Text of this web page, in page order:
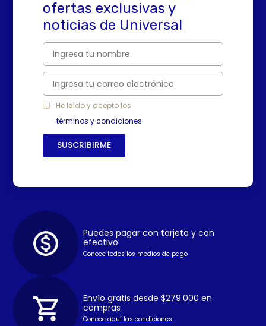
ofertas exclusivas y
noticias de Universal
He leído y acepto los
términos y condiciones
SUSCRIBIRME
Puedes pagar con tarjeta y con
efectivo
Conoce todos los medios de pago
Envío gratis desde $279.000 en
compras
Conoce aquí las condiciones